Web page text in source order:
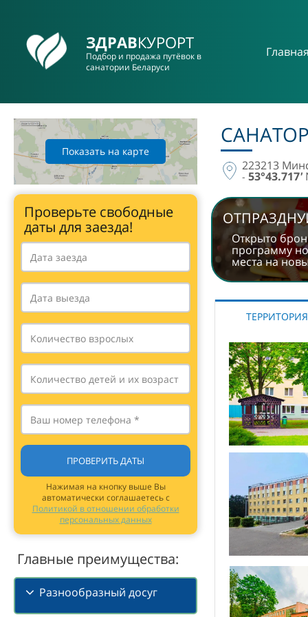
ЗДРАВКУРОРТ
Подбор и продажа путёвок в
санатории Беларуси
Показать на карте
Проверьте свободные
даты для заезда!
ПРОВЕРИТЬ ДАТЫ
Нажимая на кнопку выше Вы
автоматически соглашаетесь с
Политикой в отношении обработки
персональных данных
Главные преимущества:
Разнообразный досуг
223213
- 53°43.717'
❆
Открыто
программу
места на
ТЕРРИТОРИЯ